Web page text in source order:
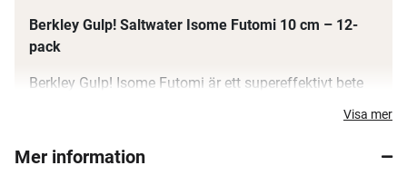
Berkley Gulp! Saltwater Isome Futomi 10 cm – 12-
pack
Berkley Gulp! Isome Futomi är ett supereffektivt bete
doftspridningen från Gulp!-formulan utökas
Visa mer
Mer information